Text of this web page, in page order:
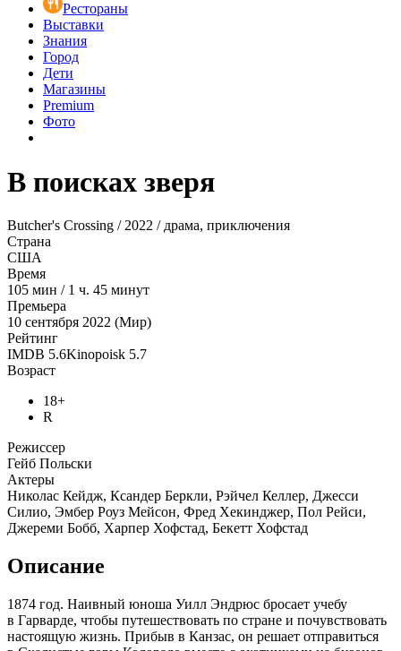
Рестораны
Выставки
Знания
Город
Дети
Магазины
Premium
Фото
В поисках зверя
Butcher's Crossing / 2022 / драма, приключения
Страна
США
Время
105 мин / 1 ч. 45 минут
Премьера
10 сентября 2022 (Мир)
Рейтинг
IMDB 5.6Kinopoisk 5.7
Возраст
18+
R
Режиссер
Гейб Польски
Актеры
Николас Кейдж, Ксандер Беркли, Рэйчел Келлер, Джесси
Силио, Эмбер Роуз Мейсон, Фред Хекинджер, Пол Рейси,
Джереми Бобб, Харпер Хофстад, Бекетт Хофстад
Описание
1874 год. Наивный юноша Уилл Эндрюс бросает учебу
в Гарварде, чтобы путешествовать по стране и почувствовать
настоящую жизнь. Прибыв в Канзас, он решает отправиться